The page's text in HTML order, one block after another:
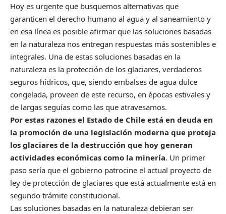
Hoy es urgente que busquemos alternativas que
garanticen el derecho humano al agua y al saneamiento y
en esa línea es posible afirmar que las soluciones basadas
en la naturaleza nos entregan respuestas más sostenibles e
integrales. Una de estas soluciones basadas en la
naturaleza es la protección de los glaciares, verdaderos
seguros hídricos, que, siendo embalses de agua dulce
congelada, proveen de este recurso, en épocas estivales y
de largas seguías como las que atravesamos.
Por estas razones el Estado de Chile está en deuda en
la promoción de una legislación moderna que proteja
los glaciares de la destrucción que hoy generan
actividades económicas como la minería. Un primer
paso sería que el gobierno patrocine el actual proyecto de
ley de protección de glaciares que está actualmente está en
segundo trámite constitucional.
Las soluciones basadas en la naturaleza debieran ser